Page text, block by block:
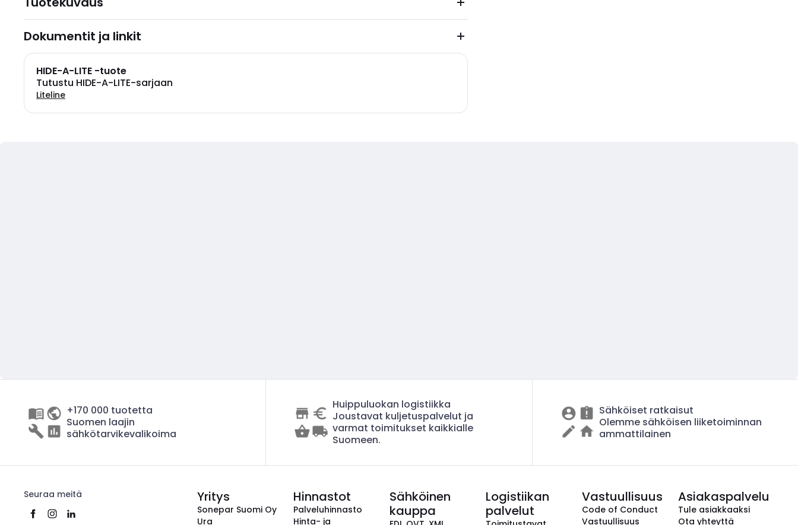
Dokumentit ja linkit
HIDE-A-LITE -tuote
Tutustu HIDE-A-LITE-sarjaan
Liteline
+170 000 tuotetta
Suomen laajin
sähkötarvikevalikoima
Huippuluokan logistiikka
Joustavat kuljetuspalvelut ja
varmat toimitukset kaikkialle
Suomeen.
Sähköiset ratkaisut
Olemme sähköisen liiketoiminnan
ammattilainen
Seuraa meitä Yritys
Sonepar Suomi Oy
Ura
Hinnastot
Palveluhinnasto
Hinta- ja
Sähköinen
kauppa
Logistiikan
palvelut
Vastuullisuus
Code of Conduct
Vastuullisuus
Asiakaspalvelu
Tule asiakkaaksi
Ota yhteyttä